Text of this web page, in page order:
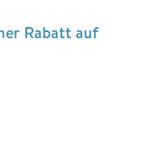
Rabatt auf